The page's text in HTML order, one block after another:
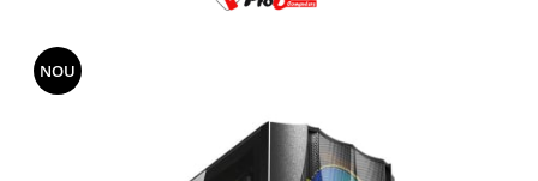
Laptopuri Second-hand
Componente NOI Laptop
NOU